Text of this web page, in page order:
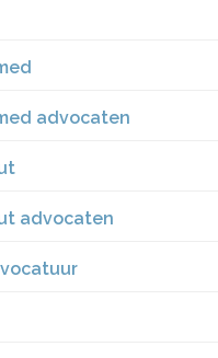
advocaten
advocaten